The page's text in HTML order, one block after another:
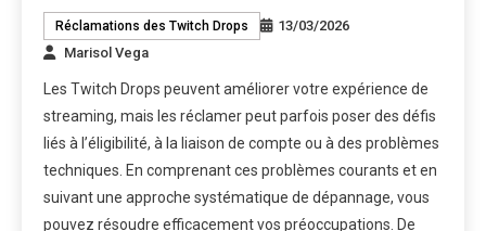
Réclamations des Twitch Drops
13/03/2026
Marisol Vega
Les Twitch Drops peuvent améliorer votre expérience de
streaming, mais les réclamer peut parfois poser des défis
liés à l’éligibilité, à la liaison de compte ou à des problèmes
techniques. En comprenant ces problèmes courants et en
suivant une approche systématique de dépannage, vous
pouvez résoudre efficacement vos préoccupations. De